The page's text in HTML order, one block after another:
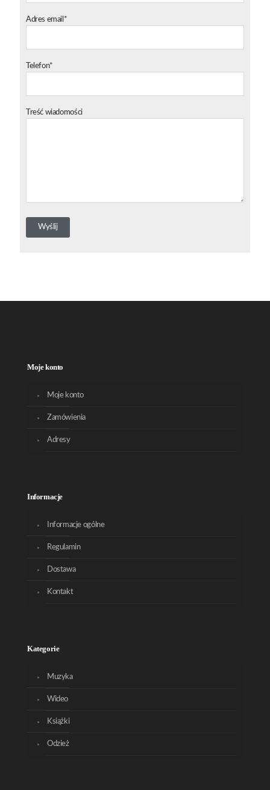
Adres email*
Telefon*
Treść wiadomości
Moje konto
Moje konto
Zamówienia
Adresy
Informacje
Informacje ogólne
Regulamin
Dostawa
Kontakt
Kategorie
Muzyka
Wideo
Książki
Odzież